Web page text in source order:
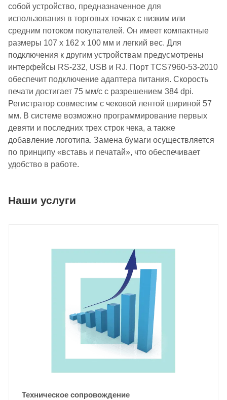
собой устройство, предназначенное для
использования в торговых точках с низким или
средним потоком покупателей. Он имеет компактные
размеры 107 x 162 x 100 мм и легкий вес. Для
подключения к другим устройствам предусмотрены
интерфейсы RS-232, USB и RJ. Порт TCS7960-53-2010
обеспечит подключение адаптера питания. Скорость
печати достигает 75 мм/с с разрешением 384 dpi.
Регистратор совместим с чековой лентой шириной 57
мм. В системе возможно программирование первых
девяти и последних трех строк чека, а также
добавление логотипа. Замена бумаги осуществляется
по принципу «вставь и печатай», что обеспечивает
удобство в работе.
Наши услуги
Техническое сопровождение